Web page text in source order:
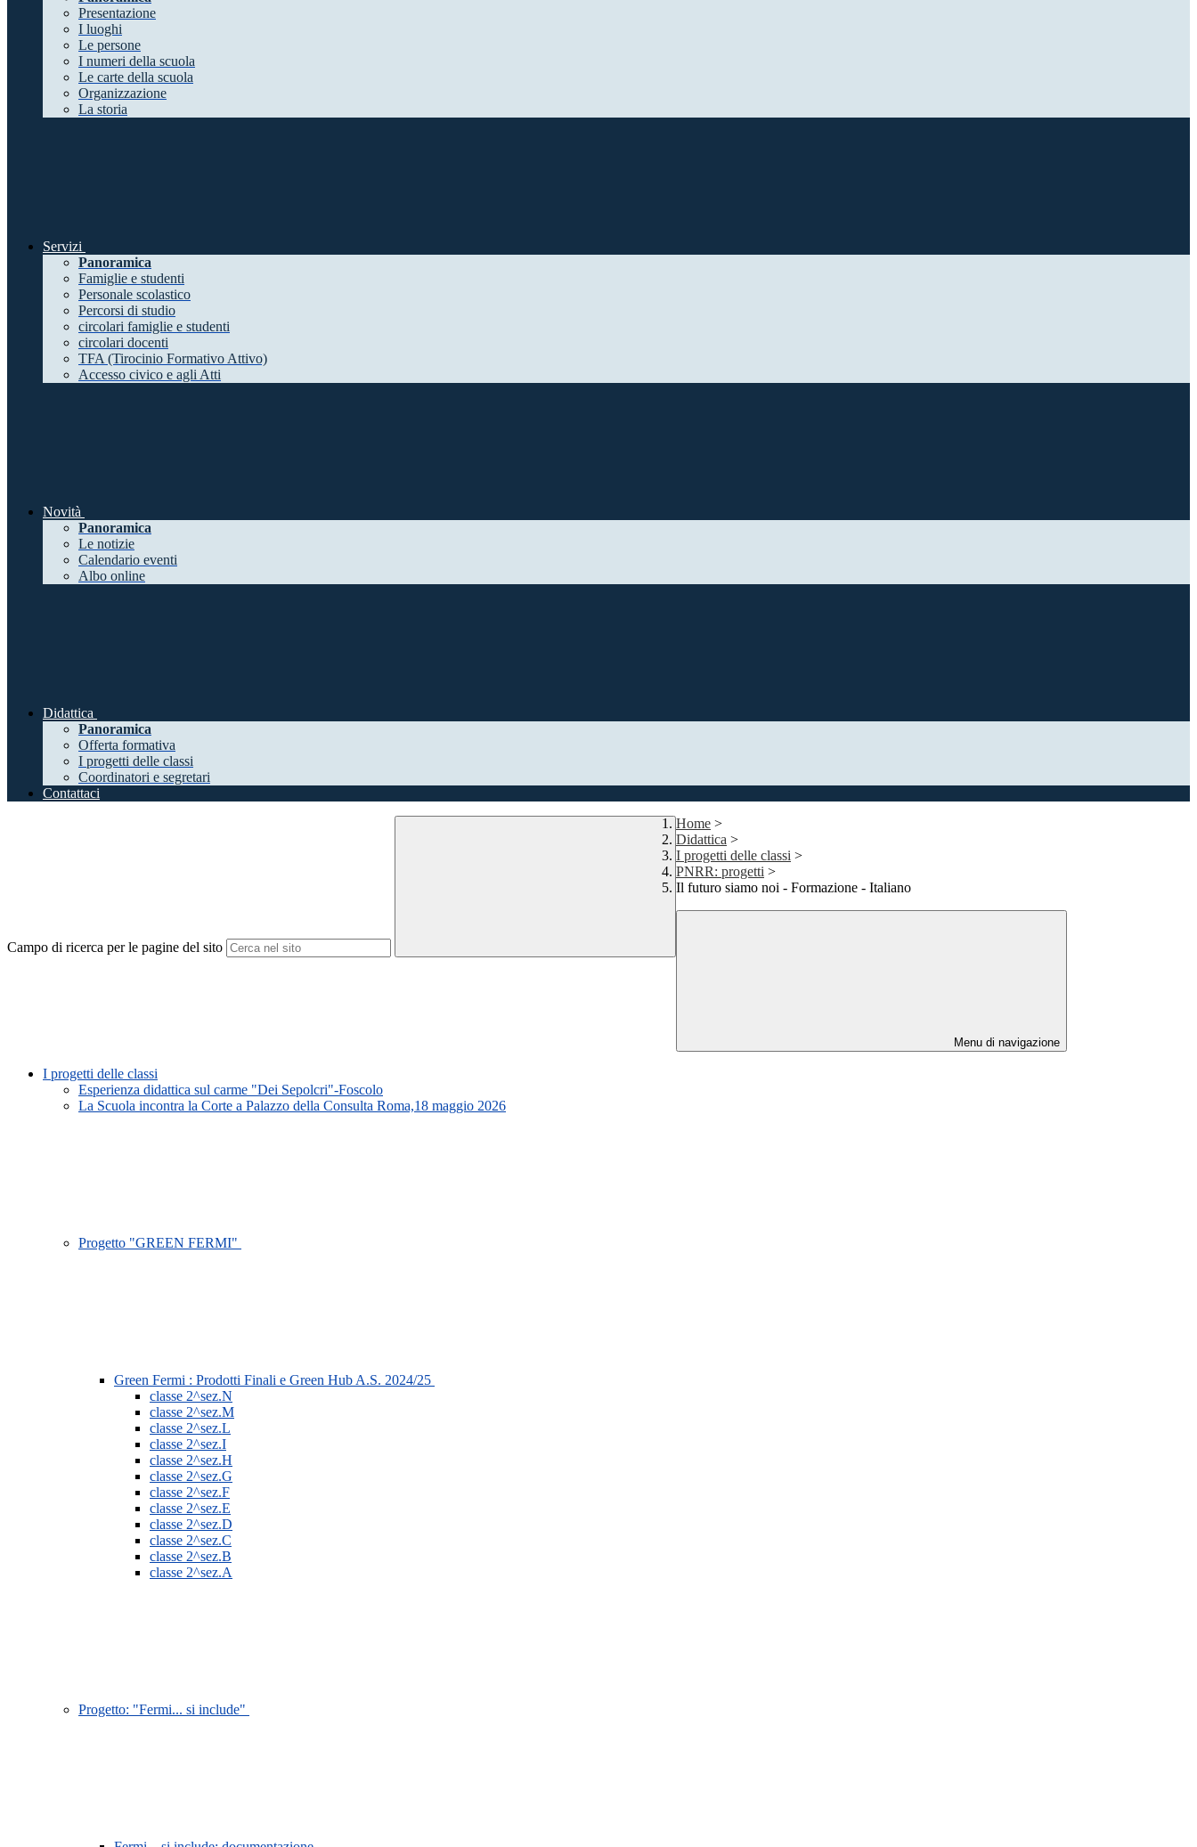
Presentazione
I luoghi
Le persone
I numeri della scuola
Le carte della scuola
Organizzazione
La storia
Servizi
Panoramica
Famiglie e studenti
Personale scolastico
Percorsi di studio
circolari famiglie e studenti
circolari docenti
TFA (Tirocinio Formativo Attivo)
Accesso civico e agli Atti
Novità
Panoramica
Le notizie
Calendario eventi
Albo online
Didattica
Panoramica
Offerta formativa
I progetti delle classi
Coordinatori e segretari
Contattaci
Campo di ricerca per le pagine del sito
Home >
Didattica >
I progetti delle classi >
PNRR: progetti >
Il futuro siamo noi - Formazione - Italiano
Menu di navigazione
I progetti delle classi
Esperienza didattica sul carme "Dei Sepolcri"-Foscolo
La Scuola incontra la Corte a Palazzo della Consulta Roma,18 maggio 2026
Progetto "GREEN FERMI"
Green Fermi : Prodotti Finali e Green Hub A.S. 2024/25
classe 2^sez.N
classe 2^sez.M
classe 2^sez.L
classe 2^sez.I
classe 2^sez.H
classe 2^sez.G
classe 2^sez.F
classe 2^sez.E
classe 2^sez.D
classe 2^sez.C
classe 2^sez.B
classe 2^sez.A
Progetto: "Fermi... si include"